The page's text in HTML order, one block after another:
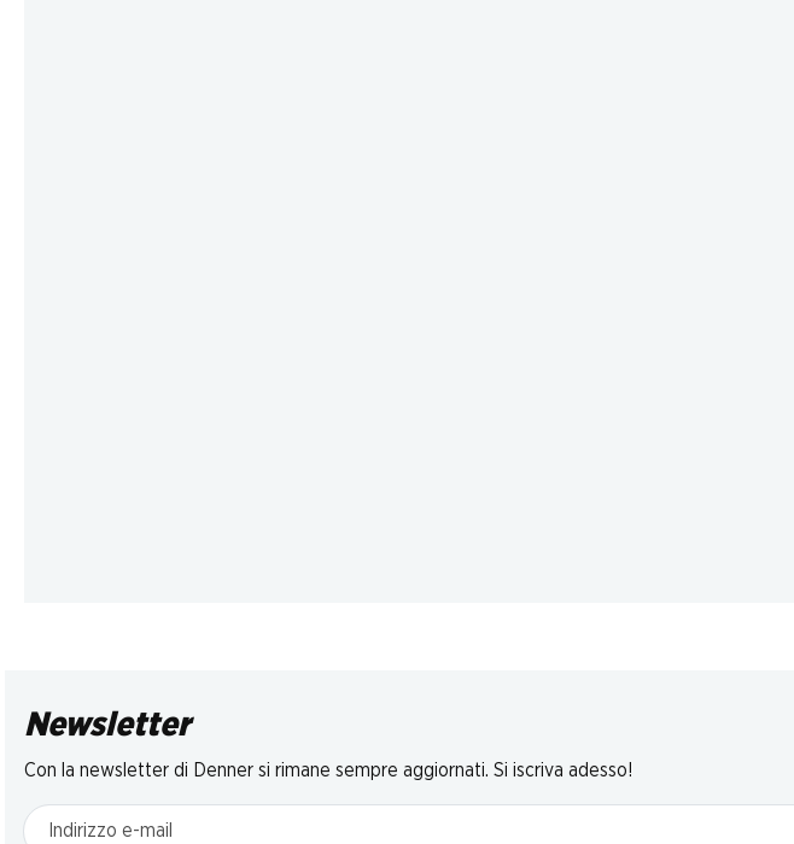
Newsletter
Con la newsletter di Denner si rimane sempre aggiornati. Si iscriva adesso!
Indirizzo e-mail